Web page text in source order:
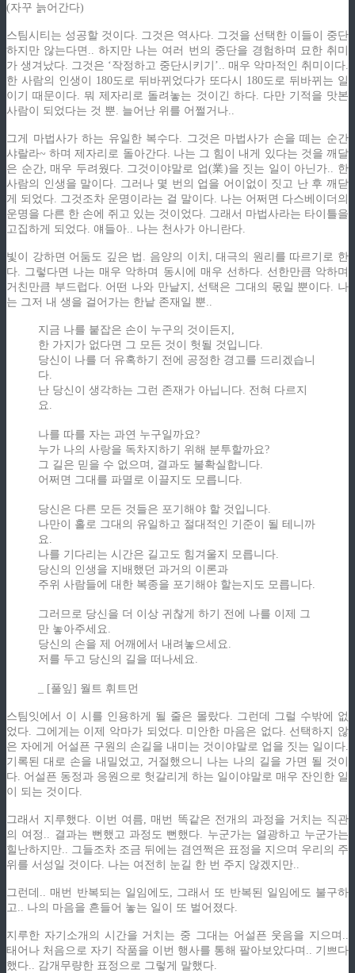
(자꾸 늙어간다)
스팀시티는 성공할 것이다. 그것은 역사다. 그것을 선택한 이들이 중단
하지만 않는다면.. 하지만 나는 여러 번의 중단을 경험하며 묘한 취미
가 생겨났다. 그것은 ‘작정하고 중단시키기’.. 매우 악마적인 취미이다.
한 사람의 인생이 180도로 뒤바뀌었다가 또다시 180도로 뒤바뀌는 일
이기 때문이다. 뭐 제자리로 돌려놓는 것이긴 하다. 다만 기적을 맛본
사람이 되었다는 것 뿐. 늘어난 위를 어쩔거나..
그게 마법사가 하는 유일한 복수다. 그것은 마법사가 손을 떼는 순간
샤랄라~ 하며 제자리로 돌아간다. 나는 그 힘이 내게 있다는 것을 깨달
은 순간, 매우 두려웠다. 그것이야말로 업(業)을 짓는 일이 아닌가.. 한
사람의 인생을 말이다. 그러나 몇 번의 업을 어이없이 짓고 난 후 깨닫
게 되었다. 그것조차 운명이라는 걸 말이다. 나는 어쩌면 다스베이더의
운명을 다른 한 손에 쥐고 있는 것이었다. 그래서 마법사라는 타이틀을
고집하게 되었다. 얘들아.. 나는 천사가 아니란다.
빛이 강하면 어둠도 깊은 법. 음양의 이치, 대극의 원리를 따르기로 한
다. 그렇다면 나는 매우 악하며 동시에 매우 선하다. 선한만큼 악하며
거친만큼 부드럽다. 어떤 나와 만날지, 선택은 그대의 몫일 뿐이다. 나
는 그저 내 생을 걸어가는 한낱 존재일 뿐..
지금 나를 붙잡은 손이 누구의 것이든지,
한 가지가 없다면 그 모든 것이 헛될 것입니다.
당신이 나를 더 유혹하기 전에 공정한 경고를 드리겠습니
다.
난 당신이 생각하는 그런 존재가 아닙니다. 전혀 다르지
요.
나를 따를 자는 과연 누구일까요?
누가 나의 사랑을 독차지하기 위해 분투할까요?
그 길은 믿을 수 없으며, 결과도 불확실합니다.
어쩌면 그대를 파멸로 이끌지도 모릅니다.
당신은 다른 모든 것들은 포기해야 할 것입니다.
나만이 홀로 그대의 유일하고 절대적인 기준이 될 테니까
요.
나를 기다리는 시간은 길고도 힘겨울지 모릅니다.
당신의 인생을 지배했던 과거의 이론과
주위 사람들에 대한 복종을 포기해야 할는지도 모릅니다.
그러므로 당신을 더 이상 귀찮게 하기 전에 나를 이제 그
만 놓아주세요.
당신의 손을 제 어깨에서 내려놓으세요.
저를 두고 당신의 길을 떠나세요.
_ [풀잎] 월트 휘트먼
스팀잇에서 이 시를 인용하게 될 줄은 몰랐다. 그런데 그럴 수밖에 없
었다. 그에게는 이제 악마가 되었다. 미안한 마음은 없다. 선택하지 않
은 자에게 어설픈 구원의 손길을 내미는 것이야말로 업을 짓는 일이다.
기록된 대로 손을 내밀었고, 거절했으니 나는 나의 길을 가면 될 것이
다. 어설픈 동정과 응원으로 헛갈리게 하는 일이야말로 매우 잔인한 일
이 되는 것이다.
그래서 지루했다. 이번 여름, 매번 똑같은 전개의 과정을 거치는 직관
의 여정.. 결과는 뻔했고 과정도 뻔했다. 누군가는 열광하고 누군가는
힐난하지만.. 그들조차 조금 뒤에는 겸연쩍은 표정을 지으며 우리의 주
위를 서성일 것이다. 나는 여전히 눈길 한 번 주지 않겠지만..
그런데.. 매번 반복되는 일임에도, 그래서 또 반복된 일임에도 불구하
고.. 나의 마음을 흔들어 놓는 일이 또 벌어졌다.
지루한 자기소개의 시간을 거치는 중 그대는 어설픈 웃음을 지으며..
태어나 처음으로 자기 작품을 이번 행사를 통해 팔아보았다며.. 기쁘다
했다.. 감개무량한 표정으로 그렇게 말했다.